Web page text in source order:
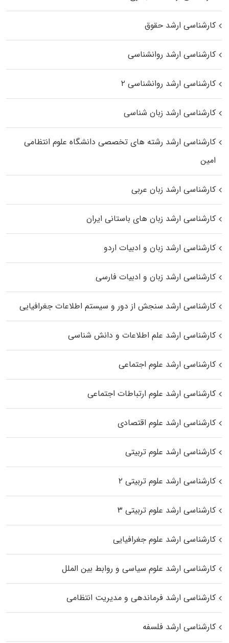
کارشناسی ارشد حقوق
کارشناسی ارشد روانشناسی
کارشناسی ارشد روانشناسی ۲
کارشناسی ارشد زبان شناسی
کارشناسی ارشد رﺷﺘﻪ ﻫﺎی تخصصی داﻧﺸﮕﺎه ﻋﻠﻮم انتظامی
اﻣﻴﻦ
کارشناسی ارشد زبان عربی
کارشناسی ارشد زبان‌ های باستانی ایران
کارشناسی ارشد زبان و ادبیات اردو
کارشناسی ارشد زبان و ادبیات فارسی
کارشناسی ارشد سنجش از دور و سیستم اطلاعات جغرافیایی
کارشناسی ارشد علم اطلاعات و دانش شناسی
کارشناسی ارشد علوم اجتماعی
کارشناسی ارشد علوم ارتباطات اجتماعی
کارشناسی ارشد علوم اقتصادی
کارشناسی ارشد علوم تربیتی
کارشناسی ارشد علوم تربیتی ۲
کارشناسی ارشد علوم تربیتی ۳
کارشناسی ارشد علوم جغرافیایی
کارشناسی ارشد علوم سیاسی و روابط بین الملل
کارشناسی ارشد فرماندهی و مدیریت انتظامی
کارشناسی ارشد فلسفه